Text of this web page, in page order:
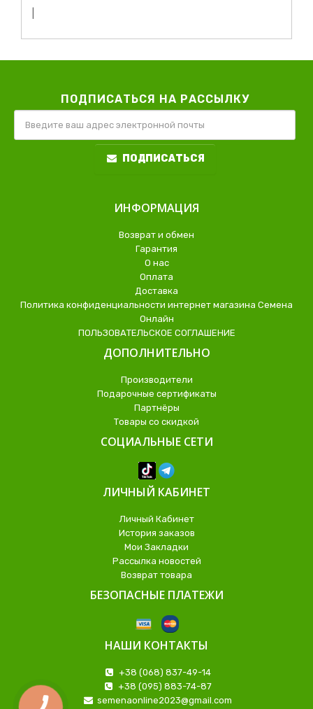
ПОДПИСАТЬСЯ НА РАССЫЛКУ
ПОДПИСАТЬСЯ
ИНФОРМАЦИЯ
Возврат и обмен
Гарантия
О нас
Оплата
Доставка
Политика конфиденциальности интернет магазина Семена
Онлайн
ПОЛЬЗОВАТЕЛЬСКОЕ СОГЛАШЕНИЕ
ДОПОЛНИТЕЛЬНО
Производители
Подарочные сертификаты
Партнёры
Товары со скидкой
СОЦИАЛЬНЫЕ СЕТИ
ЛИЧНЫЙ КАБИНЕТ
Личный Кабинет
История заказов
Мои Закладки
Рассылка новостей
Возврат товара
БЕЗОПАСНЫЕ ПЛАТЕЖИ
НАШИ КОНТАКТЫ
+38 (068) 837-49-14
+38 (095) 883-74-87
semenaonline2023@gmail.com